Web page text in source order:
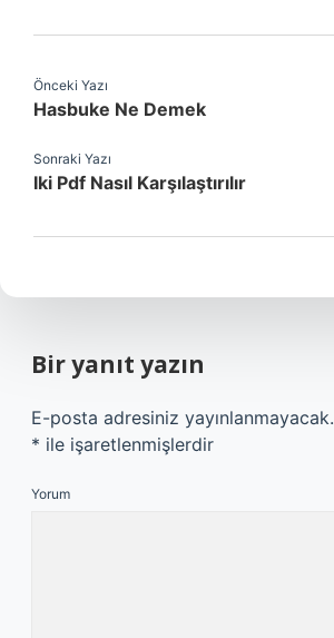
Önceki Yazı
Hasbuke Ne Demek
Sonraki Yazı
Iki Pdf Nasıl Karşılaştırılır
Bir yanıt yazın
E-posta adresiniz yayınlanmayacak.
* ile işaretlenmişlerdir
Yorum